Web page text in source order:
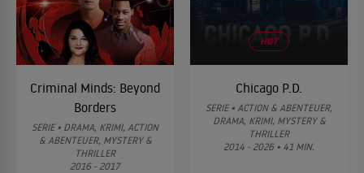
Criminal Minds: Beyond
Borders
SERIE • DRAMA, KRIMI, ACTION
& ABENTEUER, MYSTERY &
THRILLER
2016 - 2017
HOT
Chicago P.D.
SERIE • ACTION & ABENTEUER,
DRAMA, KRIMI, MYSTERY &
THRILLER
2014 - 2026 • 41 MIN.